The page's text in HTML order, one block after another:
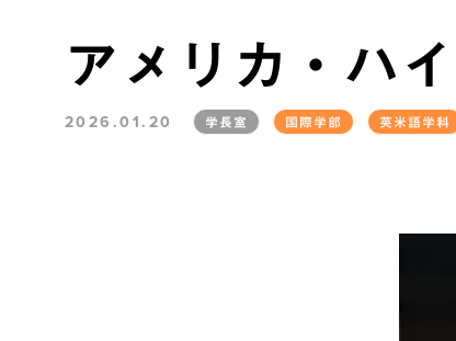
アメリカ・ハ
2026.01.20 学長室 国際学部 英米語学科